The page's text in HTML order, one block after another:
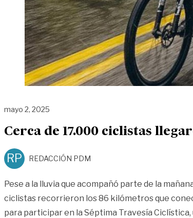
mayo 2, 2025
Cerca de 17.000 ciclistas
RP REDACCIÓN PDM
Pese a la lluvia que acompañó parte de la
ciclistas recorrieron los 86 kilómetros que
para participar en la Séptima Travesía